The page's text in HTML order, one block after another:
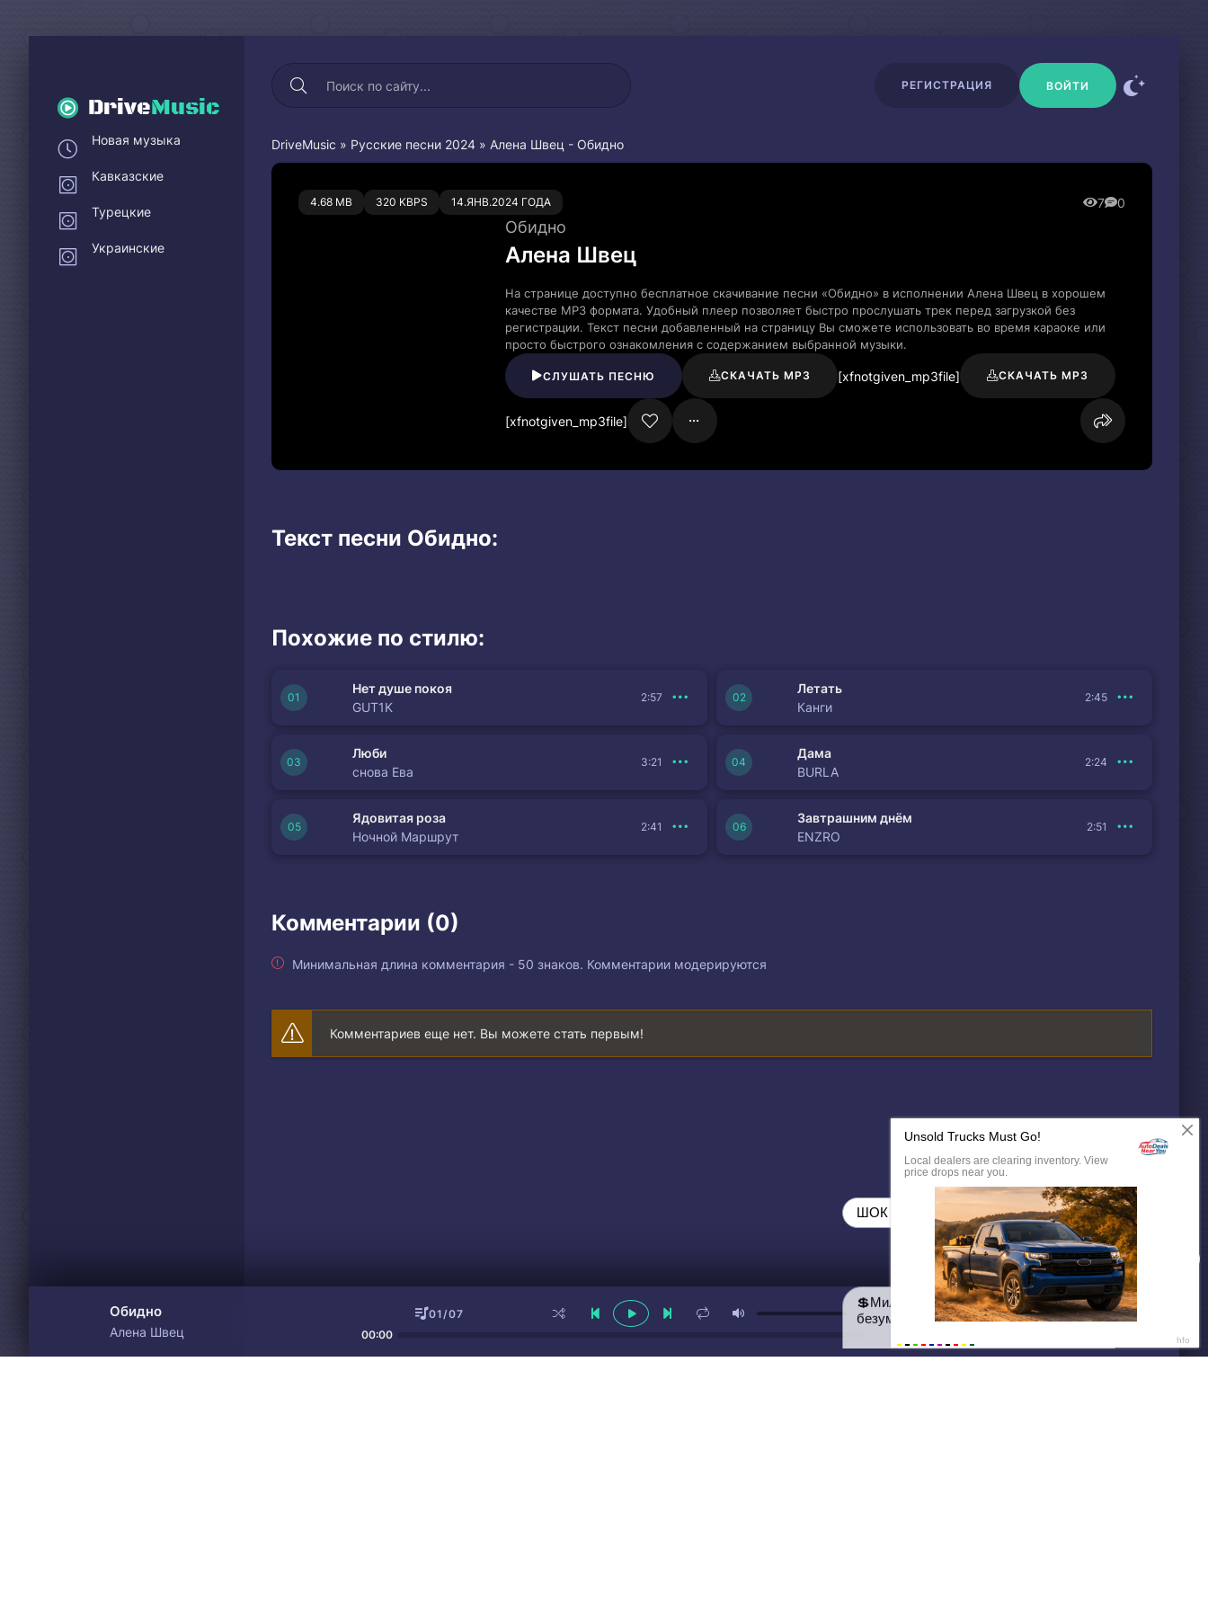
DriveMusic
РЕГИСТРАЦИЯ ВОЙТИ
DriveMusic » Русские песни 2024 » Алена Швец - Обидно
4.68 MB 320 KBPS 14.ЯНВ.2024 ГОДА 7 0
0 0
Обидно
Алена Швец
На странице доступно бесплатное скачивание песни «Обидно» в исполнении Алена Швец в хорошем
качестве MP3 формата. Удобный плеер позволяет быстро прослушать трек перед загрузкой без
регистрации. Текст песни добавленный на страницу Вы сможете использовать во время караоке или
просто быстрого ознакомления с содержанием выбранной музыки.
СЛУШАТЬ ПЕСНЮ СКАЧАТЬ MP3 [xfnotgiven_mp3file] СКАЧАТЬ MP3
[xfnotgiven_mp3file]
Текст песни Обидно:
Похожие по стилю:
Нет душе покоя
GUT1K
2:57
Летать
Канги
2:45
Люби
снова Ева
3:21
Дама
BURLA
2:24
Ядовитая роза
Ночной Маршрут
2:41
Завтрашним днём
ENZRO
2:51
Комментарии (0)
Минимальная длина комментария - 50 знаков. Комментарии модерируются
Комментариев еще нет. Вы можете стать первым!
Новая музыка
Кавказские
Турецкие
Украинские
Обидно
Алена Швец
01/07
00:00
ДАЛЕЕ
ШОК от цен 😳